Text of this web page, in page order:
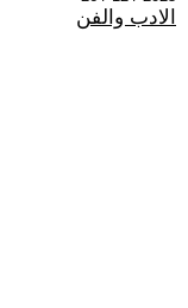
الادب والفن